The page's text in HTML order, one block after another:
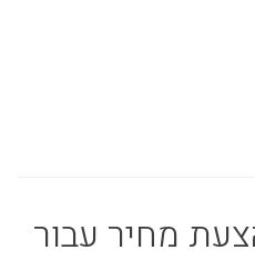
מחיר עבור